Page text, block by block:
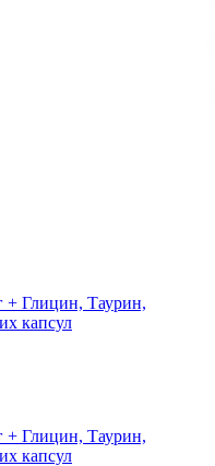
+ Глицин, Таурин,
капсул
+ Глицин, Таурин,
капсул